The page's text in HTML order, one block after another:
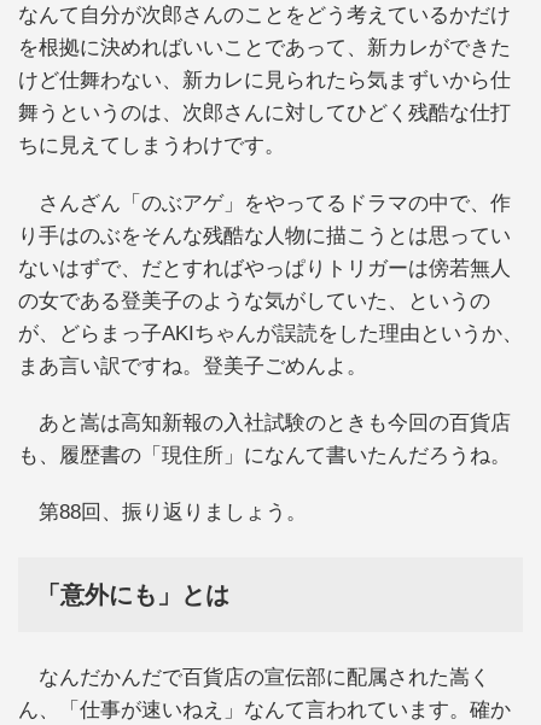
なんて自分が次郎さんのことをどう考えているかだけ
を根拠に決めればいいことであって、新カレができた
けど仕舞わない、新カレに見られたら気まずいから仕
舞うというのは、次郎さんに対してひどく残酷な仕打
ちに見えてしまうわけです。
さんざん「のぶアゲ」をやってるドラマの中で、作
り手はのぶをそんな残酷な人物に描こうとは思ってい
ないはずで、だとすればやっぱりトリガーは傍若無人
の女である登美子のような気がしていた、というの
が、どらまっ子AKIちゃんが誤読をした理由というか、
まあ言い訳ですね。登美子ごめんよ。
あと嵩は高知新報の入社試験のときも今回の百貨店
も、履歴書の「現住所」になんて書いたんだろうね。
第88回、振り返りましょう。
「意外にも」とは
なんだかんだで百貨店の宣伝部に配属された嵩く
ん、「仕事が速いねえ」なんて言われています。確か